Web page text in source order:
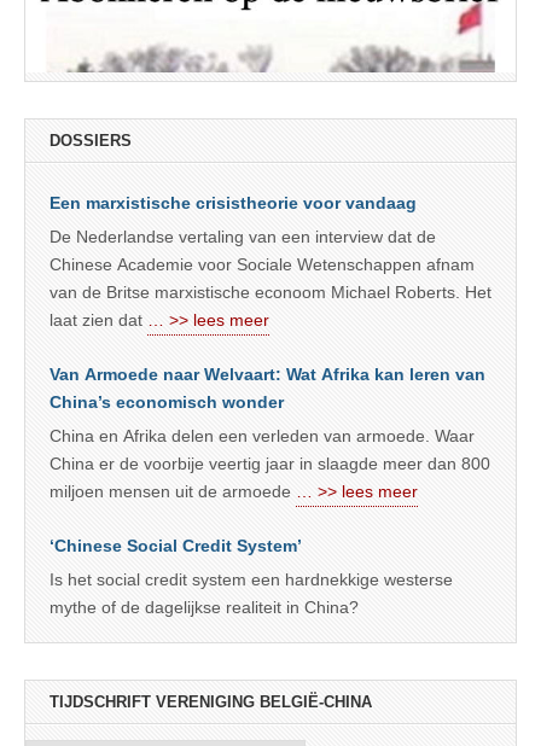
DOSSIERS
Een marxistische crisistheorie voor vandaag
De Nederlandse vertaling van een interview dat de
Chinese Academie voor Sociale Wetenschappen afnam
van de Britse marxistische econoom Michael Roberts. Het
laat zien dat
… >> lees meer
Van Armoede naar Welvaart: Wat Afrika kan leren van
China’s economisch wonder
China en Afrika delen een verleden van armoede. Waar
China er de voorbije veertig jaar in slaagde meer dan 800
miljoen mensen uit de armoede
… >> lees meer
‘Chinese Social Credit System’
Is het social credit system een hardnekkige westerse
mythe of de dagelijkse realiteit in China?
TIJDSCHRIFT VERENIGING BELGIË-CHINA